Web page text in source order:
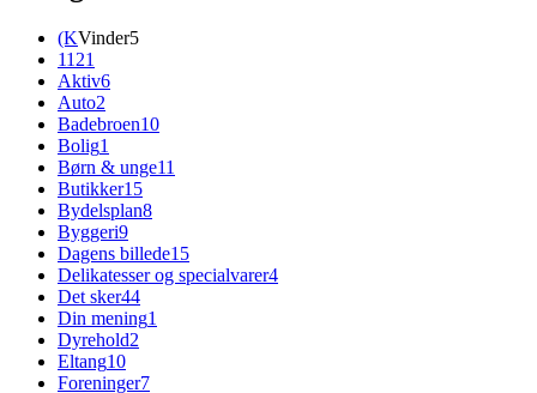
(KVinder5
1121
Aktiv6
Auto2
Badebroen10
Bolig1
Børn & unge11
Butikker15
Bydelsplan8
Byggeri9
Dagens billede15
Delikatesser og specialvarer4
Det sker44
Din mening1
Dyrehold2
Eltang10
Foreninger7